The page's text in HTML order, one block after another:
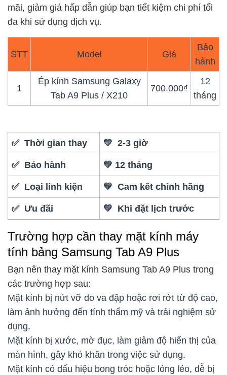
mãi, giảm giá hấp dẫn giúp bạn tiết kiệm chi phí tối
đa khi sử dụng dịch vụ.
STT Model Giá
Bảo
hành
1
Ép kính Samsung Galaxy
Tab A9 Plus / X210
700.000₫
12
tháng
✅ Thời gian thay 💛 2-3 giờ
✅ Bảo hành 💛 12 tháng
✅ Loại linh kiện 💛 Cam kết chính hãng
✅ Ưu đãi 💛 Khi đặt lịch trước
Trường hợp cần thay mặt kính máy
tính bảng Samsung Tab A9 Plus
Bạn nên thay mặt kính Samsung Tab A9 Plus trong
các trường hợp sau:
Mặt kính bị nứt vỡ do va đập hoặc rơi rớt từ độ cao,
làm ảnh hưởng đến tính thẩm mỹ và trải nghiệm sử
dụng.
Mặt kính bị xước, mờ đục, làm giảm độ hiển thị của
màn hình, gây khó khăn trong việc sử dụng.
Mặt kính có dấu hiệu bong tróc hoặc lỏng lẻo, dễ bị